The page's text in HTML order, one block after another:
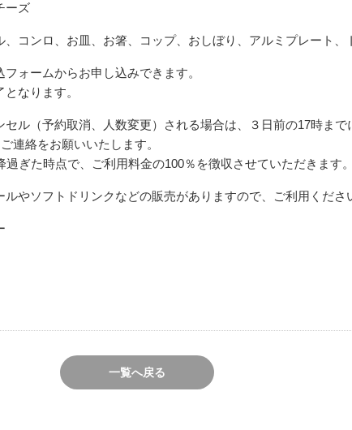
ーズ
、コンロ、お皿、お箸、コップ、おしぼり、アルミプレート、
ォームからお申し込みできます。
なります。
セル（予約取消、人数変更）される場合は、３日前の17時ま
連絡をお願いいたします。
ぎた時点で、ご利用料金の100％を徴収させていただきます。
やソフトドリンクなどの販売がありますので、ご利用くださ
一覧へ戻る